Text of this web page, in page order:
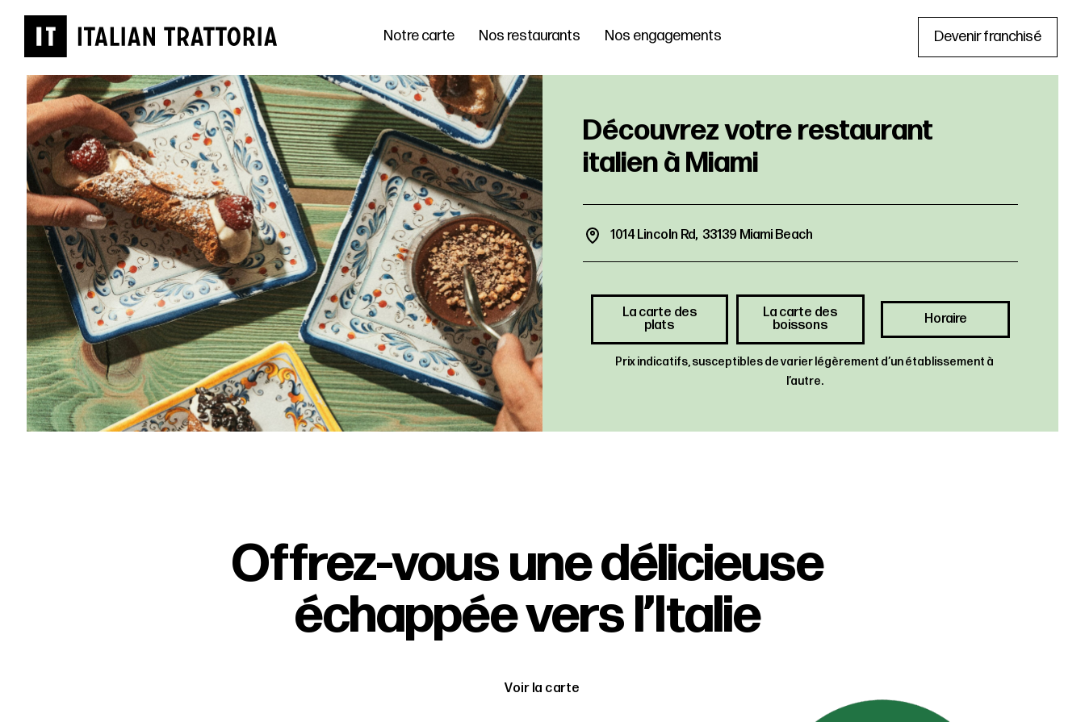
Notre carte Nos restaurants Nos engagements Devenir franchisé
1014 Lincoln Rd, 33139 Miami Beach
La carte des
plats
La carte des
boissons
Horaire
Prix indicatifs, susceptibles de varier légèrement d’un établissement à
l’autre.
Offrez-vous une délicieuse
échappée vers l’Italie
Voir la carte